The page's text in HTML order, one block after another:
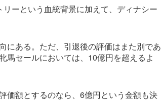
ーという血統背景に加えて、ディナシー
にある。ただ、引退後の評価はまた別であ
馬セールにおいては、10億円を超えるよ
価額とするのなら、6億円という金額も決